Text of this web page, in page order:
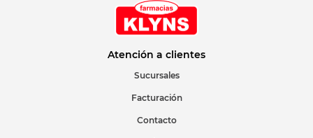
Atención a clientes
Sucursales
Facturación
Contacto